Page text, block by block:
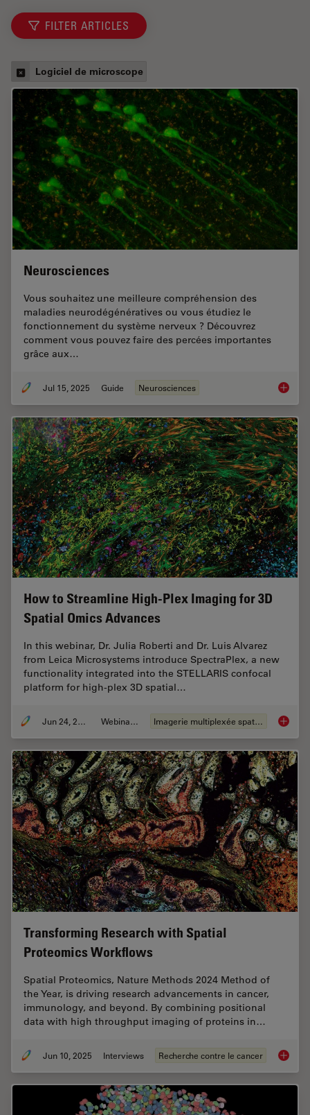
FILTER ARTICLES
Logiciel de microscope
Neurosciences
Vous souhaitez une meilleure compréhension des
maladies neurodégénératives ou vous étudiez le
fonctionnement du système nerveux ? Découvrez
comment vous pouvez faire des percées importantes
grâce aux…
Jul 15, 2025 Guide Neurosciences
How to Streamline High-Plex Imaging for 3D
Spatial Omics Advances
In this webinar, Dr. Julia Roberti and Dr. Luis Alvarez
from Leica Microsystems introduce SpectraPlex, a new
functionality integrated into the STELLARIS confocal
platform for high-plex 3D spatial…
Jun 24, 2025 Webinaire Imagerie multiplexée spatiale How to
Transforming Research with Spatial
Proteomics Workflows
Spatial Proteomics, Nature Methods 2024 Method of
the Year, is driving research advancements in cancer,
immunology, and beyond. By combining positional
data with high throughput imaging of proteins in…
Jun 10, 2025 Interviews Recherche contre le cancer